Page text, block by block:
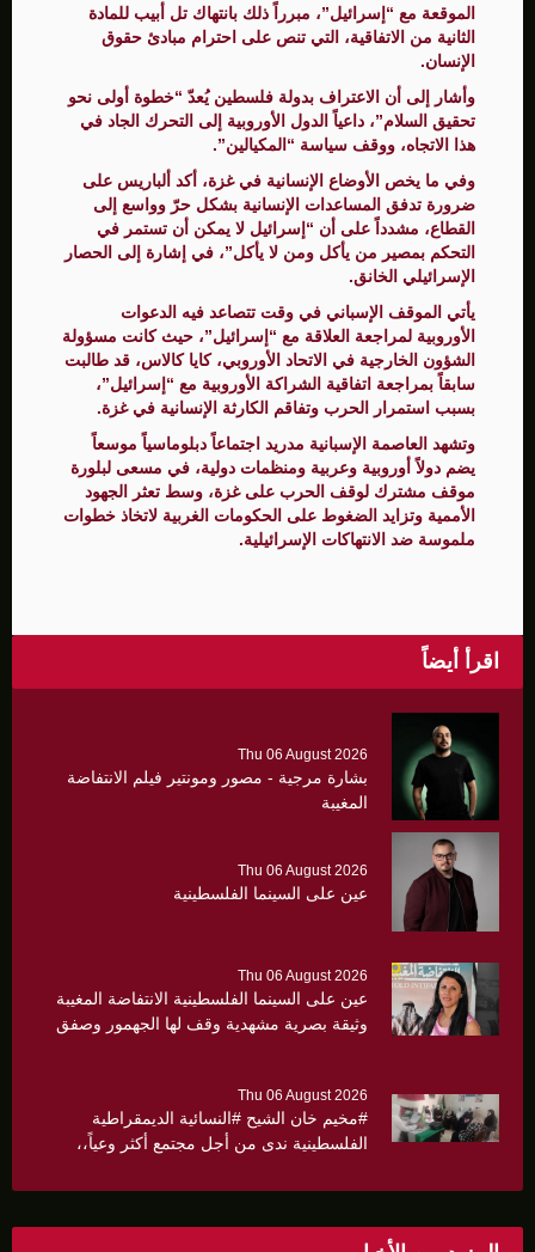
الموقعة مع “إسرائيل”، مبرراً ذلك بانتهاك تل أبيب للمادة
الثانية من الاتفاقية، التي تنص على احترام مبادئ حقوق
الإنسان.
وأشار إلى أن الاعتراف بدولة فلسطين يُعدّ “خطوة أولى نحو
تحقيق السلام”، داعياً الدول الأوروبية إلى التحرك الجاد في
هذا الاتجاه، ووقف سياسة “المكيالين”.
وفي ما يخص الأوضاع الإنسانية في غزة، أكد ألباريس على
ضرورة تدفق المساعدات الإنسانية بشكل حرّ وواسع إلى
القطاع، مشدداً على أن “إسرائيل لا يمكن أن تستمر في
التحكم بمصير من يأكل ومن لا يأكل”، في إشارة إلى الحصار
الإسرائيلي الخانق.
يأتي الموقف الإسباني في وقت تتصاعد فيه الدعوات
الأوروبية لمراجعة العلاقة مع “إسرائيل”، حيث كانت مسؤولة
الشؤون الخارجية في الاتحاد الأوروبي، كايا كالاس، قد طالبت
سابقاً بمراجعة اتفاقية الشراكة الأوروبية مع “إسرائيل”،
بسبب استمرار الحرب وتفاقم الكارثة الإنسانية في غزة.
وتشهد العاصمة الإسبانية مدريد اجتماعاً دبلوماسياً موسعاً
يضم دولاً أوروبية وعربية ومنظمات دولية، في مسعى لبلورة
موقف مشترك لوقف الحرب على غزة، وسط تعثر الجهود
الأممية وتزايد الضغوط على الحكومات الغربية لاتخاذ خطوات
ملموسة ضد الانتهاكات الإسرائيلية.
اقرأ أيضاً
Thu 06 August 2026
بشارة مرجية - مصور ومونتير فيلم الانتفاضة
المغيبة
Thu 06 August 2026
عين على السينما الفلسطينية
Thu 06 August 2026
عين على السينما الفلسطينية الانتفاضة المغيبة
وثيقة بصرية مشهدية وقف لها الجهمور وصفق
Thu 06 August 2026
#مخيم خان الشيح #النسائية الديمقراطية
الفلسطينية ندى من أجل مجتمع أكثر وعياً،،
بروشورات توعوية على سيدات الحي.